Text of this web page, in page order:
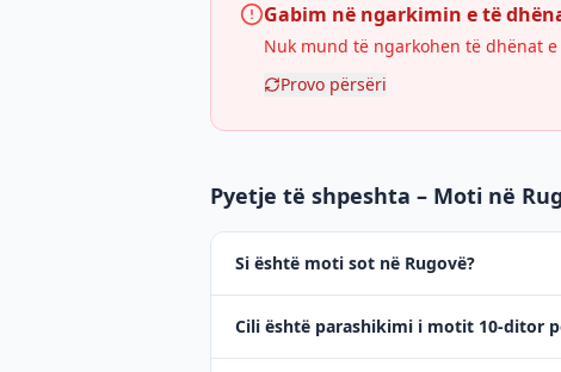
Gabim në ngarkimin e të
Nuk mund të ngarkohen të dhënat
Provo përsëri
Pyetje të shpeshta – Moti në
Si është moti sot në Rugovë?
Cili është parashikimi i motit 10-ditor